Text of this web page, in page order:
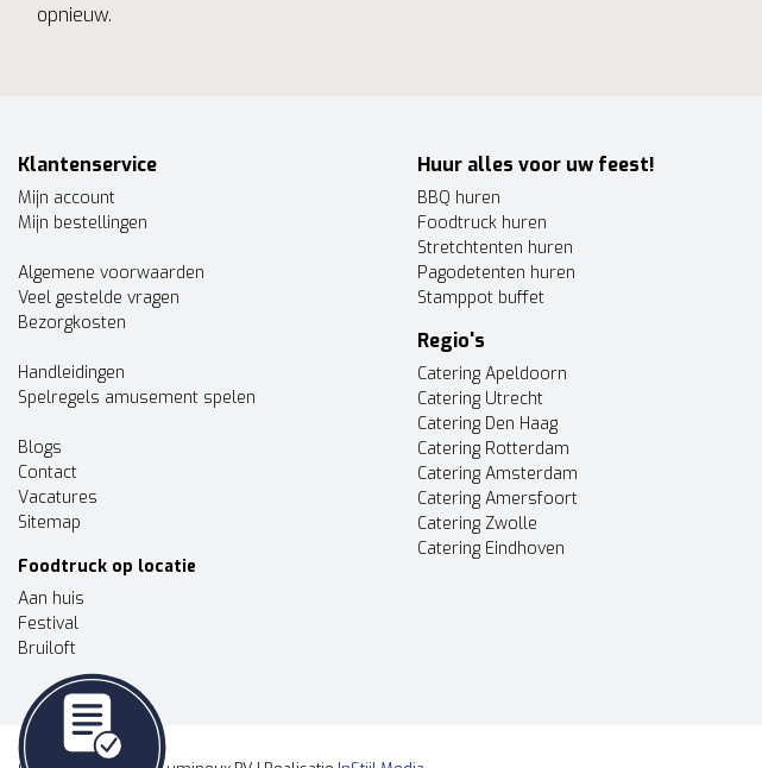
opnieuw.
Klantenservice
Mijn account
Mijn bestellingen
Algemene voorwaarden
Veel gestelde vragen
Bezorgkosten
Handleidingen
Spelregels amusement spelen
Blogs
Contact
Vacatures
Sitemap
Foodtruck op locatie
Aan huis
Festival
Bruiloft
Huur alles voor uw feest!
BBQ huren
Foodtruck huren
Stretchtenten huren
Pagodetenten huren
Stamppot buffet
Regio's
Catering Apeldoorn
Catering Utrecht
Catering Den Haag
Catering Rotterdam
Catering Amsterdam
Catering Amersfoort
Catering Zwolle
Catering Eindhoven